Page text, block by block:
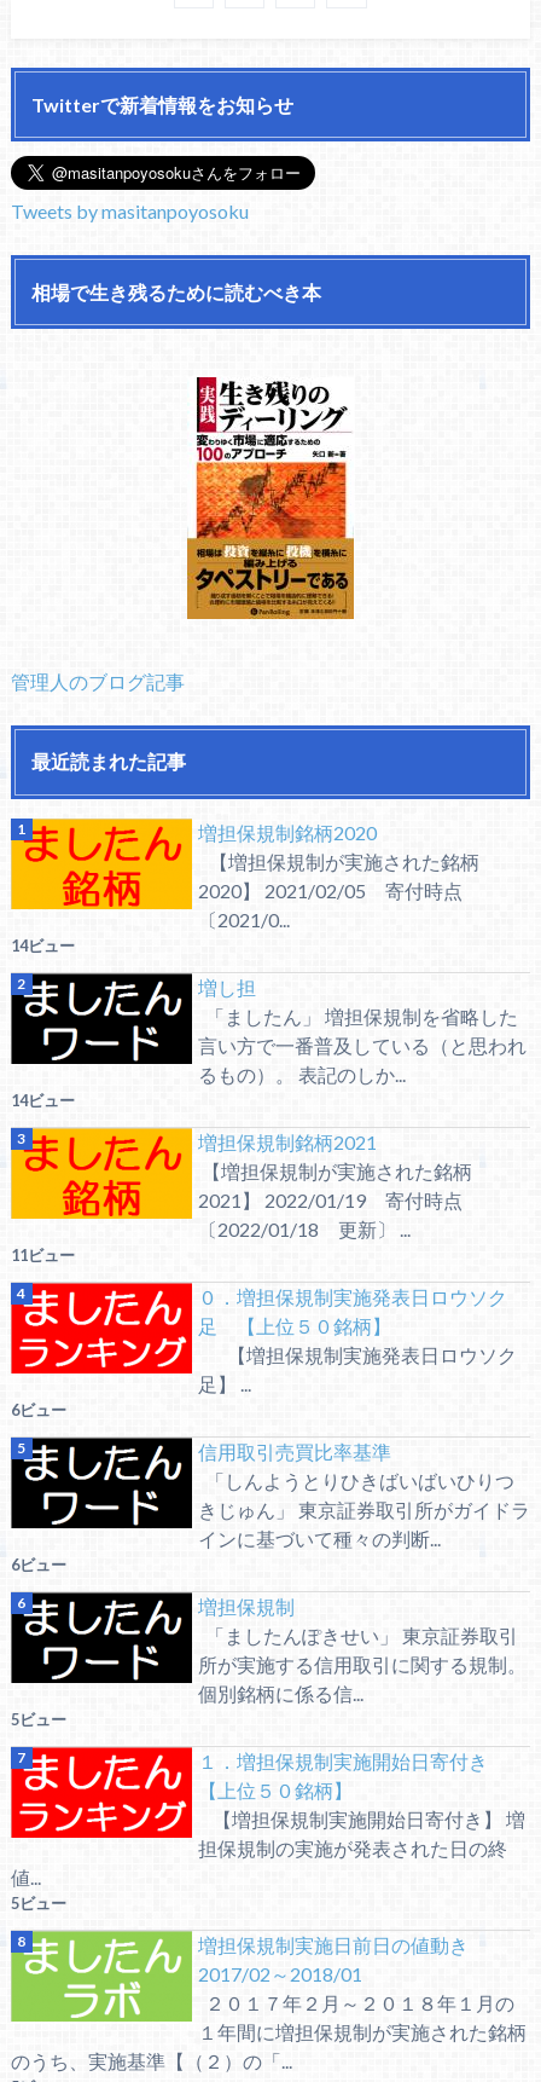
Twitterで新着情報をお知らせ
Tweets by masitanpoyosoku
相場で生き残るために読むべき本
管理人のブログ記事
最近読まれた記事
増担保規制銘柄2020
【増担保規制が実施された銘柄
2020】 2021/02/05 寄付時点
〔2021/0...
14ビュー
増し担
「ましたん」 増担保規制を省略した
言い方で一番普及している（と思われ
るもの）。 表記のしか...
14ビュー
増担保規制銘柄2021
【増担保規制が実施された銘柄
2021】 2022/01/19 寄付時点
〔2022/01/18 更新〕 ...
11ビュー
０．増担保規制実施発表日ロウソク
足 【上位５０銘柄】
【増担保規制実施発表日ロウソク
足】 ...
6ビュー
信用取引売買比率基準
「しんようとりひきばいばいひりつ
きじゅん」 東京証券取引所がガイドラ
インに基づいて種々の判断...
6ビュー
増担保規制
「ましたんぽきせい」 東京証券取引
所が実施する信用取引に関する規制。
個別銘柄に係る信...
5ビュー
１．増担保規制実施開始日寄付き
【上位５０銘柄】
【増担保規制実施開始日寄付き】 増
担保規制の実施が発表された日の終
値...
5ビュー
増担保規制実施日前日の値動き
2017/02～2018/01
２０１７年２月～２０１８年１月の
１年間に増担保規制が実施された銘柄
のうち、実施基準【（２）の「...